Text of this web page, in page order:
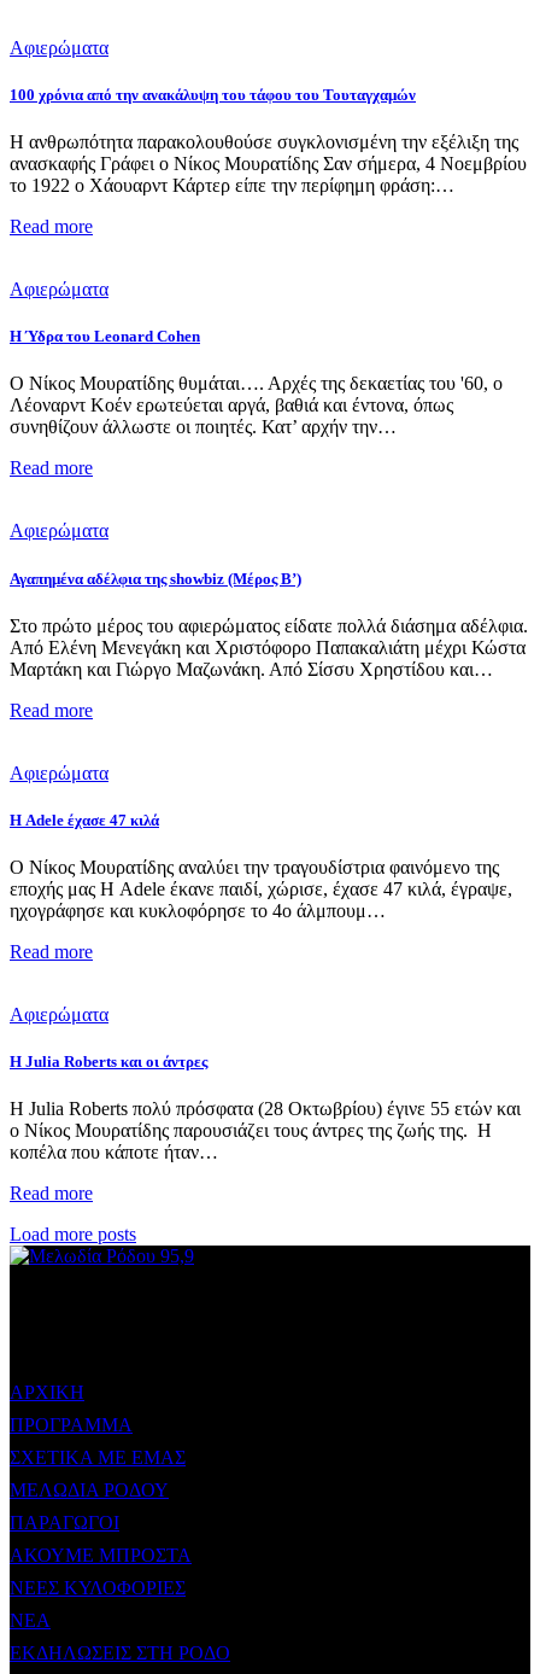
Αφιερώματα
100 χρόνια από την ανακάλυψη του τάφου του Τουταγχαμών
Η ανθρωπότητα παρακολουθούσε συγκλονισμένη την εξέλιξη της
ανασκαφής Γράφει ο Νίκος Μουρατίδης Σαν σήμερα, 4 Νοεμβρίου
το 1922 ο Χάουαρντ Κάρτερ είπε την περίφημη φράση:…
Read more
Αφιερώματα
Η Ύδρα του Leonard Cohen
Ο Νίκος Μουρατίδης θυμάται…. Αρχές της δεκαετίας του '60, o
Λέοναρντ Κοέν ερωτεύεται αργά, βαθιά και έντονα, όπως
συνηθίζουν άλλωστε οι ποιητές. Κατ’ αρχήν την…
Read more
Αφιερώματα
Αγαπημένα αδέλφια της showbiz (Μέρος Β’)
Στο πρώτο μέρος του αφιερώματος είδατε πολλά διάσημα αδέλφια.
Από Ελένη Μενεγάκη και Χριστόφορο Παπακαλιάτη μέχρι Κώστα
Μαρτάκη και Γιώργο Μαζωνάκη. Από Σίσσυ Χρηστίδου και…
Read more
Αφιερώματα
Η Adele έχασε 47 κιλά
Ο Νίκος Μουρατίδης αναλύει την τραγουδίστρια φαινόμενο της
εποχής μας Η Adele έκανε παιδί, χώρισε, έχασε 47 κιλά, έγραψε,
ηχογράφησε και κυκλοφόρησε το 4ο άλμπουμ…
Read more
Αφιερώματα
H Julia Roberts και οι άντρες
Η Julia Roberts πολύ πρόσφατα (28 Οκτωβρίου) έγινε 55 ετών και
ο Νίκος Μουρατίδης παρουσιάζει τους άντρες της ζωής της. Η
κοπέλα που κάποτε ήταν…
Read more
Load more posts
ΑΡΧΙΚΗ
ΠΡΟΓΡΑΜΜΑ
ΣΧΕΤΙΚΑ ΜΕ ΕΜΑΣ
ΜΕΛΩΔΙΑ ΡΟΔΟΥ
ΠΑΡΑΓΩΓΟΙ
ΑΚΟΥΜΕ ΜΠΡΟΣΤΑ
ΝΕΕΣ ΚΥΛΟΦΟΡΙΕΣ
ΝΕΑ
ΕΚΔΗΛΩΣΕΙΣ ΣΤΗ ΡΟΔΟ